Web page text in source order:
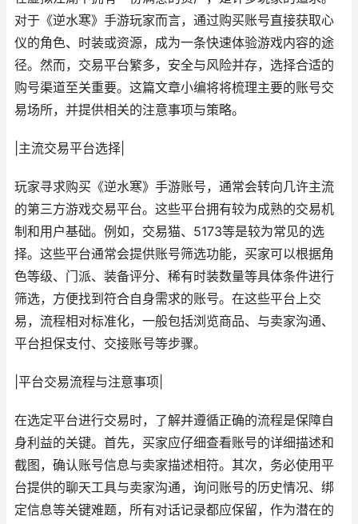
对于《逆水寒》手游玩家而言，通过购买账号直接获取心
仪的角色、时装或资源，成为一条快速体验游戏内容的途
径。然而，交易平台繁多，安全与风险并存，选择合适的
购号渠道至关重要。这篇文章小编将将梳理主要的账号交
易场所，并提供相关的注意事项与策略。
|主流交易平台选择|
玩家寻求购买《逆水寒》手游账号，通常会转向几许主流
的第三方游戏交易平台。这些平台拥有较为成熟的交易机
制和用户基础。例如，交易猫、5173等是较为常见的选
择。这些平台通常会提供账号筛选功能，买家可以根据角
色等级、门派、装备评分、稀有时装数量等具体条件进行
筛选，方便找到符合自身需求的账号。在这些平台上交
易，流程相对标准化，一般包括浏览商品、与卖家沟通、
平台担保支付、交接账号等步骤。
|平台交易流程与注意事项|
在选定平台进行交易时，了解并遵循正确的流程是保障自
身利益的关键。首先，买家应仔细查看账号的详细描述和
截图，确认账号信息与卖家描述相符。其次，务必使用平
台提供的聊天工具与卖家沟通，询问账号的历史情况、绑
定信息等关键难题，所有对话记录都应保留，作为潜在的